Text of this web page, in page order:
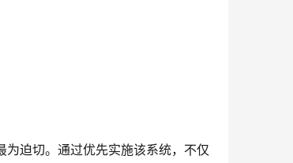
迫切。通过优先实施该系统，不仅